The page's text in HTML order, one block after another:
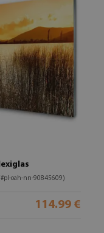
oah-nn-90845609)
114.99 €